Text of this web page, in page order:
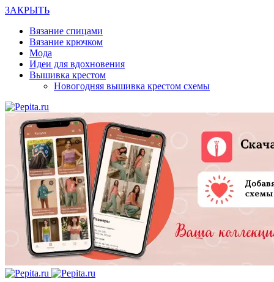
ЗАКРЫТЬ
Вязание спицами
Вязание крючком
Мода
Идеи для вдохновения
Вышивка крестом
Новогодняя вышивка крестом схемы